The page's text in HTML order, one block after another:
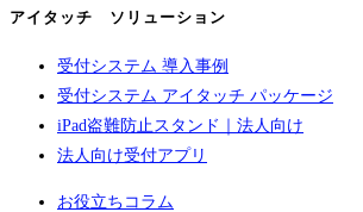
アイタッチ ソリューション
受付システム 導入事例
受付システム アイタッチ パッケージ
iPad盗難防止スタンド｜法人向け
法人向け受付アプリ
お役立ちコラム